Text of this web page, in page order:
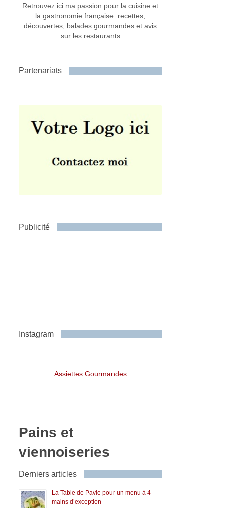
Retrouvez ici ma passion pour la cuisine et
la gastronomie française: recettes,
découvertes, balades gourmandes et avis
sur les restaurants
Partenariats
Publicité
Instagram
Assiettes Gourmandes
Pains et
viennoiseries
Derniers articles
La Table de Pavie pour un menu à 4
mains d’exception